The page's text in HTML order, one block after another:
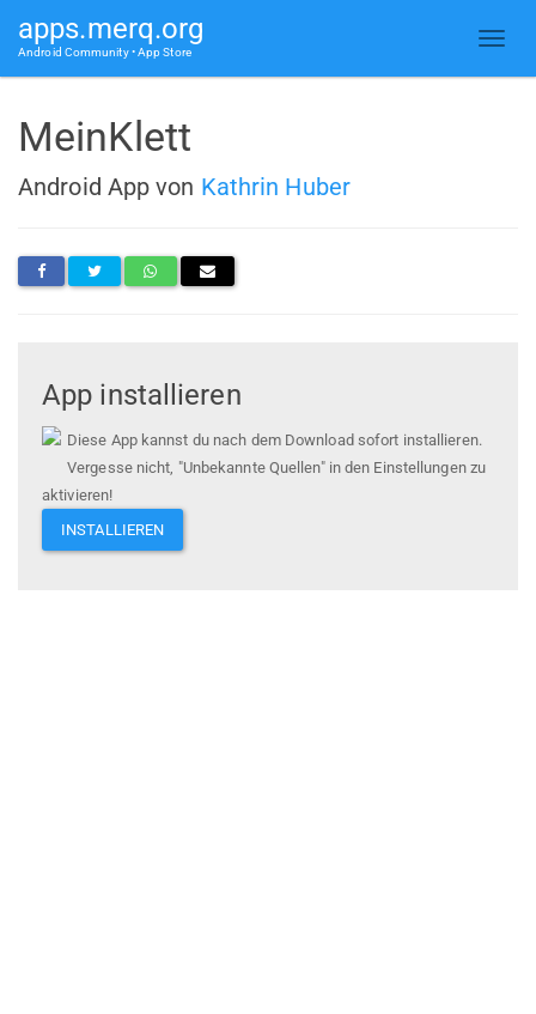
apps.merq.org
Android Community • App Store
MeinKlett
Android App von Kathrin Huber
App installieren
Diese App kannst du nach dem Download sofort installieren.
Vergesse nicht, "Unbekannte Quellen" in den Einstellungen zu
aktivieren!
INSTALLIEREN